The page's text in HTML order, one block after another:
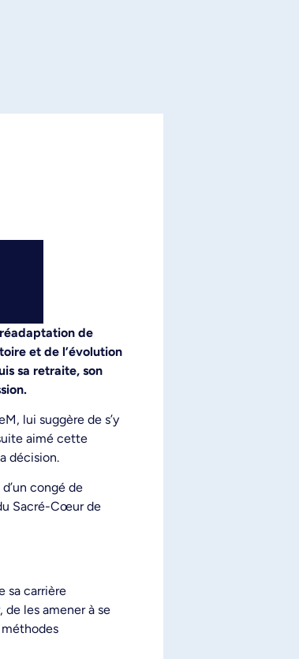
de
et de l’évolution
sa retraite, son
lui suggère de s’y
aimé cette
décision.
congé de
Sacré-Cœur de
sa carrière
les amener à se
méthodes